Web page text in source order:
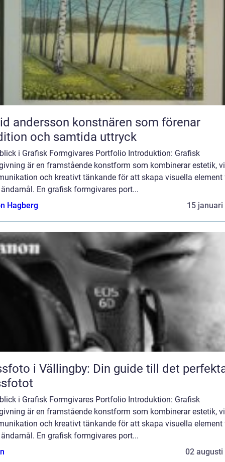
konstnären som förenar
och samtida uttryck
i Grafisk Formgivares Portfolio Introduktion: Grafisk
är en framstående konstform som kombinerar estetik,
och kreativt tänkande för att skapa visuella element
En grafisk formgivares port...
Hagberg
15 januari
i Vällingby: Din guide till det
i Grafisk Formgivares Portfolio Introduktion: Grafisk
är en framstående konstform som kombinerar estetik,
och kreativt tänkande för att skapa visuella element
En grafisk formgivares port...
02 augusti